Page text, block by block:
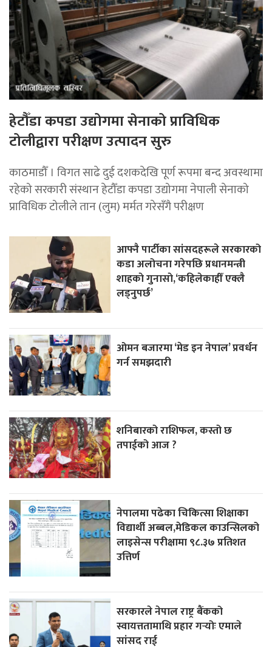
हेटौँडा कपडा उद्योगमा सेनाको प्राविधिक
टोलीद्वारा परीक्षण उत्पादन सुरु
काठमाडौँ । विगत साढे दुई दशकदेखि पूर्ण रूपमा बन्द अवस्थामा
रहेको सरकारी संस्थान हेटौँडा कपडा उद्योगमा नेपाली सेनाको
प्राविधिक टोलीले तान (लुम) मर्मत गरेसँगै परीक्षण
आफ्नै पार्टीका सांसदहरूले सरकारको
कडा अलोचना गरेपछि प्रधानमन्त्री
शाहकाे गुनासाे,‘कहिलेकाहीँ एक्लै
लड्नुपर्छ’
ओमन बजारमा ‘मेड इन नेपाल’ प्रवर्धन
गर्न समझदारी
शनिबारको राशिफल, कस्तो छ
तपाईको आज ?
नेपालमा पढेका चिकित्सा शिक्षाका
विद्यार्थी अब्बल,मेडिकल काउन्सिलको
लाइसेन्स परीक्षामा ९८.३७ प्रतिशत
उत्तिर्ण
सरकारले नेपाल राष्ट्र बैंकको
स्वायत्ततामाथि प्रहार गर्‍योः एमाले
सांसद राई